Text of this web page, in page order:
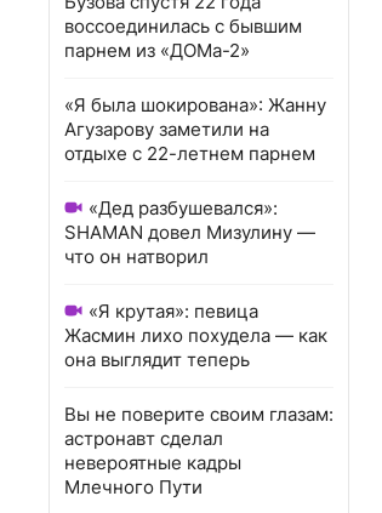
воссоединилась с бывшим
парнем из «ДОМа-2»
«Я была шокирована»: Жанну
Агузарову заметили на
отдыхе с 22-летнем парнем
«Дед разбушевался»:
SHAMAN довел Мизулину —
что он натворил
«Я крутая»: певица
Жасмин лихо похудела — как
она выглядит теперь
Вы не поверите своим глазам:
астронавт сделал
невероятные кадры
Млечного Пути